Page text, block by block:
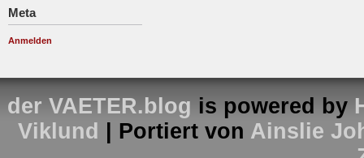
Meta
Anmelden
der VAETER.blog is powered by
Viklund
| Portiert von Ainslie